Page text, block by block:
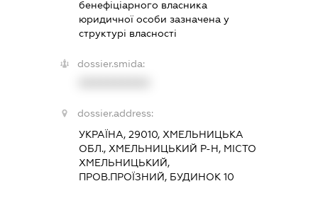
бенефіціарного власника
юридичної особи зазначена у
структурі власності
dossier.smida:
dossier.address:
УКРАЇНА, 29010, ХМЕЛЬНИЦЬКА
ОБЛ., ХМЕЛЬНИЦЬКИЙ Р-Н, МІСТО
ХМЕЛЬНИЦЬКИЙ,
ПРОВ.ПРОЇЗНИЙ, БУДИНОК 10